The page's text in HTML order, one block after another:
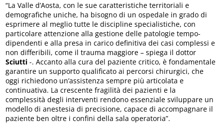
“La Valle d’Aosta, con le sue caratteristiche territoriali e
demografiche uniche, ha bisogno di un ospedale in grado di
esprimere al meglio tutte le discipline specialistiche, con
particolare attenzione alla gestione delle patologie tempo-
dipendenti e alla presa in carico definitiva dei casi complessi e
non differibili, come il trauma maggiore – spiega il dottor
Sciutti -. Accanto alla cura del paziente critico, è fondamentale
garantire un supporto qualificato ai percorsi chirurgici, che
oggi richiedono un’assistenza sempre più articolata e
continuativa. La crescente fragilità dei pazienti e la
complessità degli interventi rendono essenziale sviluppare un
modello di anestesia di precisione, capace di accompagnare il
paziente ben oltre i confini della sala operatoria”.